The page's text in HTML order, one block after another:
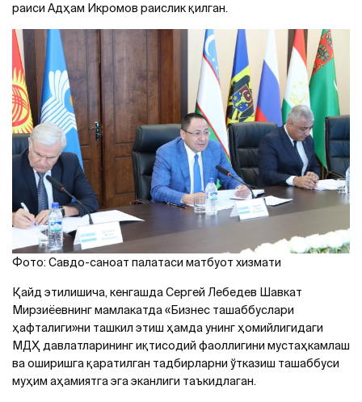
раиси Адҳам Икромов раислик қилган.
Фото: Савдо-саноат палатаси матбуот хизмати
Қайд этилишича, кенгашда Сергей Лебедев Шавкат
Мирзиёевнинг мамлакатда «Бизнес ташаббуслари
ҳафталиги»ни ташкил этиш ҳамда унинг ҳомийлигидаги
МДҲ давлатларининг иқтисодий фаоллигини мустаҳкамлаш
ва оширишга қаратилган тадбирларни ўтказиш ташаббуси
муҳим аҳамиятга эга эканлиги таъкидлаган.